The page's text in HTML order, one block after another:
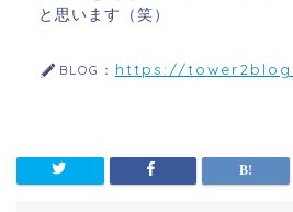
と思います（笑）
BLOG： https://